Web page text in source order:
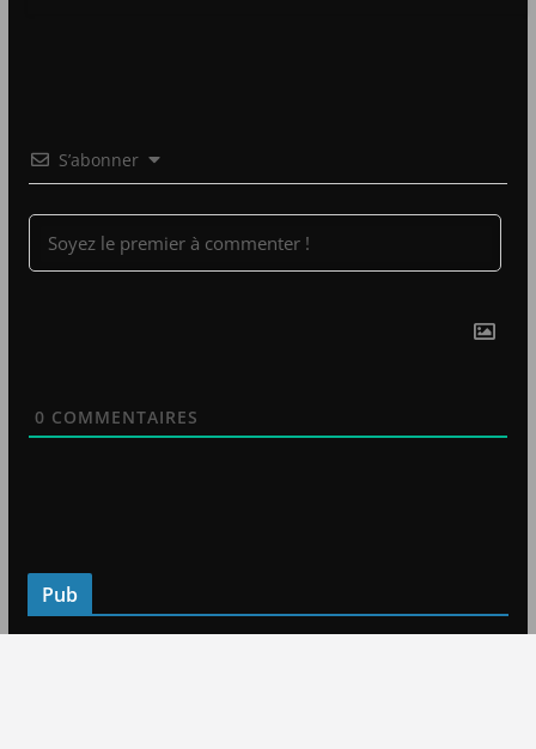
S’abonner
0 COMMENTAIRES
Pub